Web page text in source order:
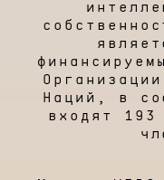
Наций, в
входят 193